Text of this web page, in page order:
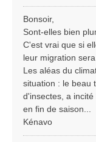
e
s
g
e
Bonsoir,
Sont-elles bien
C'est vrai que si
leur migration
Les aléas du
situation : le beau
d'insectes, a
en fin de saison...
Kénavo